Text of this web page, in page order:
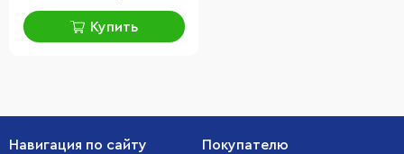
Купить
Навигация по сайту Покупателю